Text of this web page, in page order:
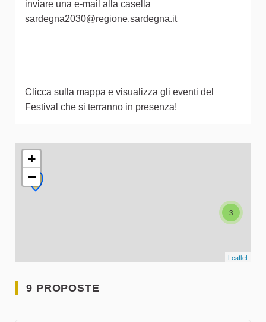
inviare una e-mail alla casella
sardegna2030@regione.sardegna.it
Clicca sulla mappa e visualizza gli eventi del
Festival che si terranno in presenza!
L'elemento seguente è una mappa che presenta gli
3
+
−
Leaflet
9 PROPOSTE